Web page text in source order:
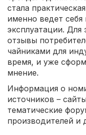
стала
именно ведет себя
эксплуатации. Для
отзывы
чайниками для
время, и уже
мнение.
Информация о
источников –
тематические
производителей и